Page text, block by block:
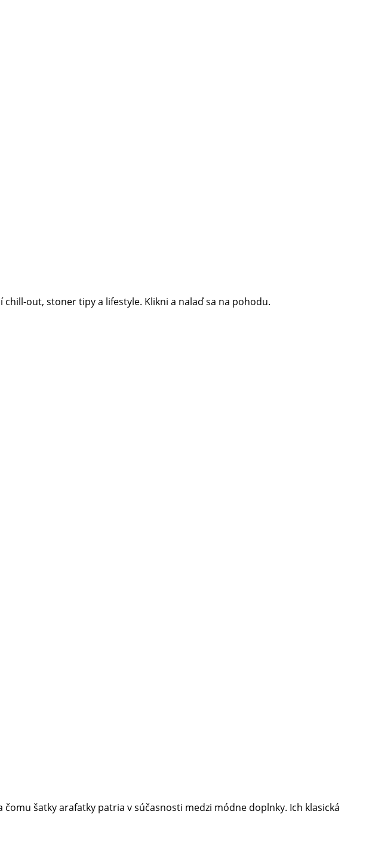
out, stoner tipy a lifestyle. Klikni a nalaď sa na pohodu.
šatky arafatky patria v súčasnosti medzi módne doplnky. Ich klasická